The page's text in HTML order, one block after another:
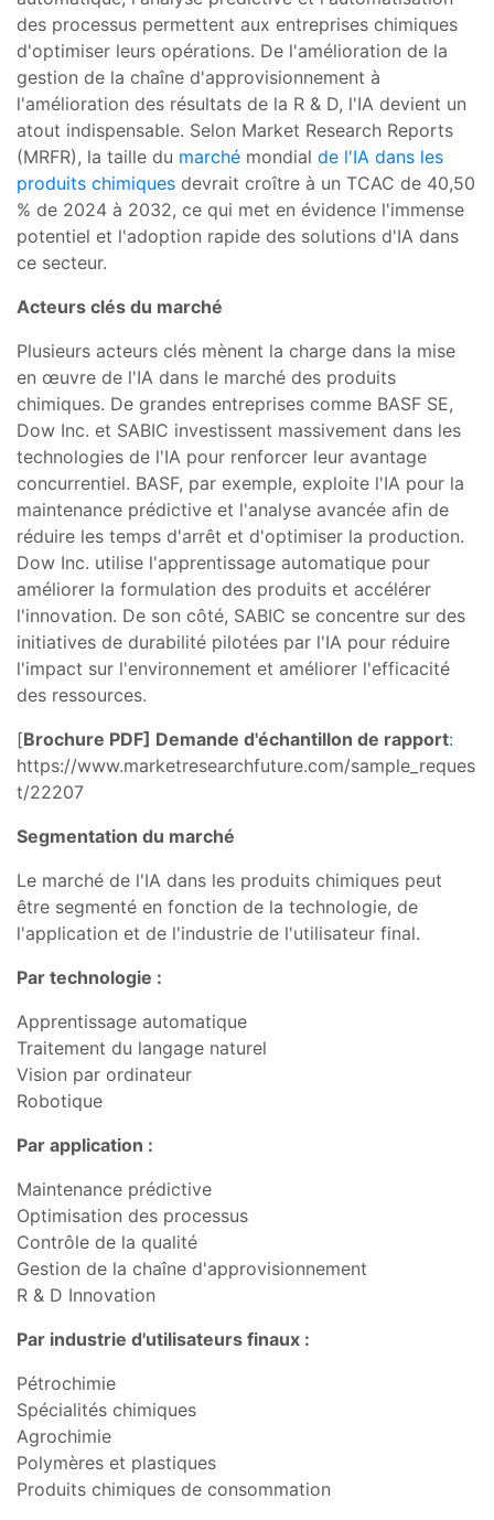
des processus permettent aux entreprises chimiques
d'optimiser leurs opérations. De l'amélioration de la
gestion de la chaîne d'approvisionnement à
l'amélioration des résultats de la R & D, l'IA devient un
atout indispensable. Selon Market Research Reports
(MRFR), la taille du marché mondial de l'IA dans les
produits chimiques devrait croître à un TCAC de 40,50
% de 2024 à 2032, ce qui met en évidence l'immense
potentiel et l'adoption rapide des solutions d'IA dans
ce secteur.
Acteurs clés du marché
Plusieurs acteurs clés mènent la charge dans la mise
en œuvre de l'IA dans le marché des produits
chimiques. De grandes entreprises comme BASF SE,
Dow Inc. et SABIC investissent massivement dans les
technologies de l'IA pour renforcer leur avantage
concurrentiel. BASF, par exemple, exploite l'IA pour la
maintenance prédictive et l'analyse avancée afin de
réduire les temps d'arrêt et d'optimiser la production.
Dow Inc. utilise l'apprentissage automatique pour
améliorer la formulation des produits et accélérer
l'innovation. De son côté, SABIC se concentre sur des
initiatives de durabilité pilotées par l'IA pour réduire
l'impact sur l'environnement et améliorer l'efficacité
des ressources.
[Brochure PDF] Demande d'échantillon de rapport:
https://www.marketresearchfuture.com/sample_reques
t/22207
Segmentation du marché
Le marché de l'IA dans les produits chimiques peut
être segmenté en fonction de la technologie, de
l'application et de l'industrie de l'utilisateur final.
Par technologie :
Apprentissage automatique
Traitement du langage naturel
Vision par ordinateur
Robotique
Par application :
Maintenance prédictive
Optimisation des processus
Contrôle de la qualité
Gestion de la chaîne d'approvisionnement
R & D Innovation
Par industrie d'utilisateurs finaux :
Pétrochimie
Spécialités chimiques
Agrochimie
Polymères et plastiques
Produits chimiques de consommation